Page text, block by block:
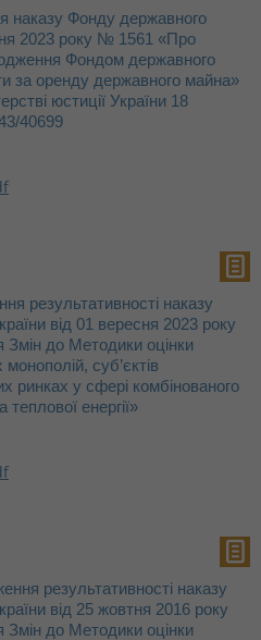
наказу Фонду державного
2023 року № 1561 «Про
Фондом державного
за оренду державного майна»
юстиції України 18
40699
результативності наказу
від 01 вересня 2023 року
до Методики оцінки
монополій, суб’єктів
ринках у сфері комбінованого
енергії»
результативності наказу
від 25 жовтня 2016 року
до Методики оцінки